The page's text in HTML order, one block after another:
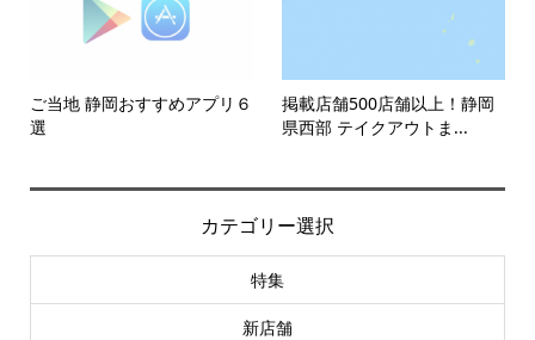
ご当地 静岡おすすめアプリ６
選
掲載店舗500店舗以上！静岡
県西部 テイクアウトま...
カテゴリー選択
特集
新店舗